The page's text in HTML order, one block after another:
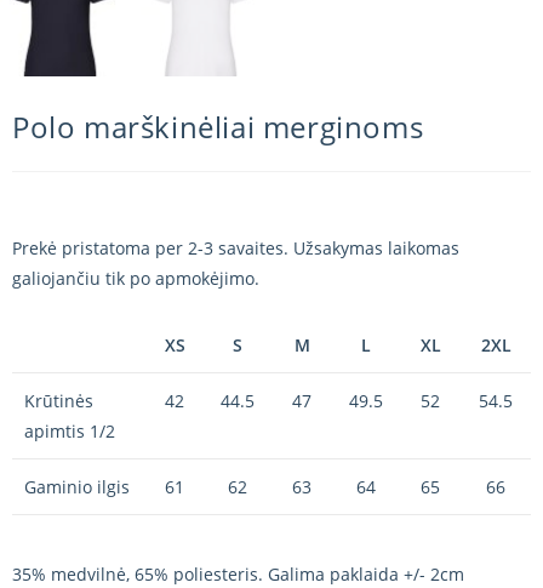
Polo marškinėliai merginoms
Prekė pristatoma per 2-3 savaites. Užsakymas laikomas
galiojančiu tik po apmokėjimo.
XS S M L XL 2XL
Krūtinės
apimtis 1/2
42 44.5 47 49.5 52 54.5
Gaminio ilgis 61 62 63 64 65 66
35% medvilnė, 65% poliesteris. Galima paklaida +/- 2cm